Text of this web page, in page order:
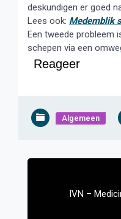
deskundigen er goed
Lees ook: Medemblik
Een tweede probleem
schepen via een
Reageer
Algemeen
Bericht
IVN –